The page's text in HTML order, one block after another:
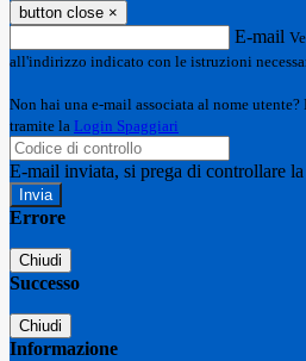
button close ×
E-mail
all'indirizzo indicato con le istruzioni
Non hai una e-mail associata al nome
tramite la Login Spaggiari
E-mail inviata, si prega di controllare
Errore
Chiudi
Successo
Chiudi
Informazione